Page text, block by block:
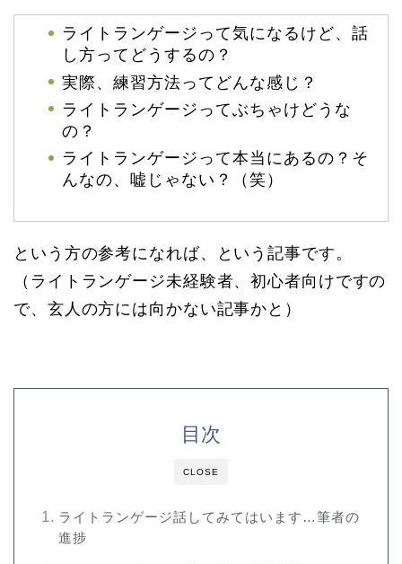
ライトランゲージって気になるけど、話
し方ってどうするの？
実際、練習方法ってどんな感じ？
ライトランゲージってぶちゃけどうな
の？
ライトランゲージって本当にあるの？そ
んなの、嘘じゃない？（笑）
という方の参考になれば、という記事です。
（ライトランゲージ未経験者、初心者向けですの
で、玄人の方には向かない記事かと）
CLOSE
目次
ライトランゲージ話してみてはいます…筆者の
進捗